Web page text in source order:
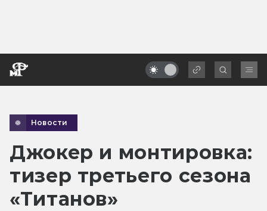
Новости
Джокер и монтировка:
тизер третьего сезона
«Титанов»